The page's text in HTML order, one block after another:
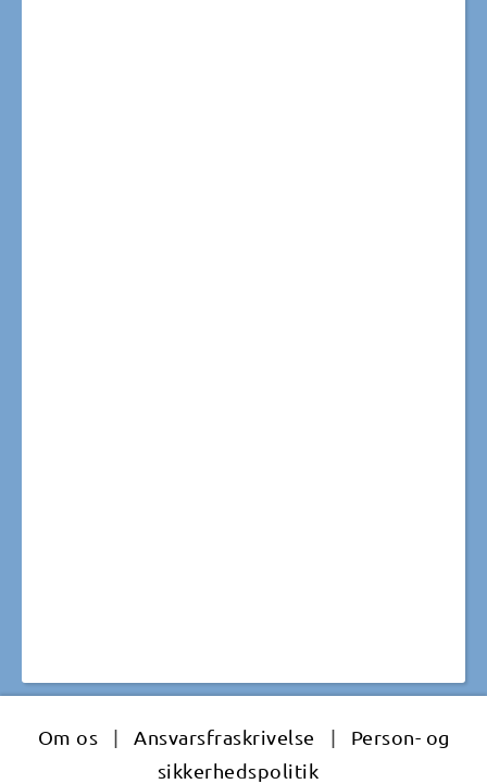
Om os | Ansvarsfraskrivelse |
Person- og
sikkerhedspolitik